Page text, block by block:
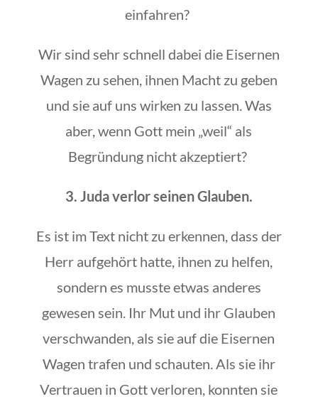
einfahren?
Wir sind sehr schnell dabei die Eisernen
Wagen zu sehen, ihnen Macht zu geben
und sie auf uns wirken zu lassen. Was
aber, wenn Gott mein „weil“ als
Begründung nicht akzeptiert?
3. Juda verlor seinen Glauben.
Es ist im Text nicht zu erkennen, dass der
Herr aufgehört hatte, ihnen zu helfen,
sondern es musste etwas anderes
gewesen sein. Ihr Mut und ihr Glauben
verschwanden, als sie auf die Eisernen
Wagen trafen und schauten. Als sie ihr
Vertrauen in Gott verloren, konnten sie